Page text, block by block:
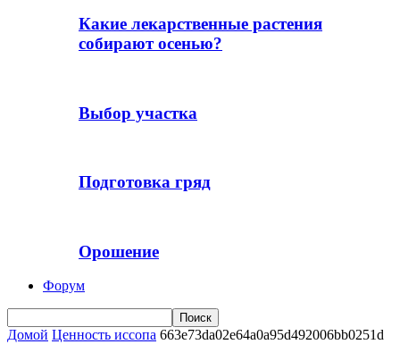
Какие лекарственные растения
собирают осенью?
Выбор участка
Подготовка гряд
Орошение
Форум
Домой Ценность иссопа 663e73da02e64a0a95d492006bb0251d